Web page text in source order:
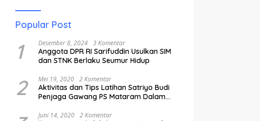
Popular Post
1 Desember 8, 2024 3 Komentar
Anggota DPR RI Sarifuddin Usulkan SIM
dan STNK Berlaku Seumur Hidup
2 Mei 19, 2020 2 Komentar
Aktivitas dan Tips Latihan Satriyo Budi
Penjaga Gawang PS Mataram Dalam
Juni 14, 2020 2 Komentar